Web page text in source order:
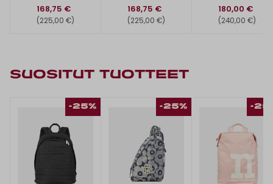
168,75 €
(225,00 €)
168,75 €
(225,00 €)
180,00 €
(240,00 €)
SUOSITUT TUOTTEET
-25% -25% -